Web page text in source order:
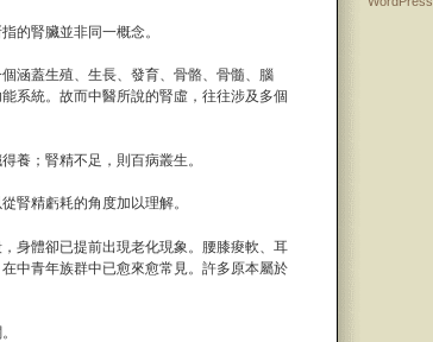
的腎臟並非同一概念。
涵蓋生殖、生長、發育、骨骼、骨髓、腦
系統。故而中醫所說的腎虛，往往涉及多個
養；腎精不足，則百病叢生。
腎精虧耗的角度加以理解。
身體卻已提前出現老化現象。腰膝痠軟、耳
中青年族群中已愈來愈常見。許多原本屬於